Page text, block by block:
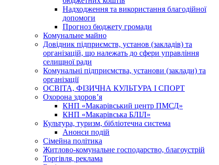
Надходження та використання благодійної
допомоги
Прогноз бюджету громади
Комунальне майно
Довідник підприємств, установ (закладів) та
організацій, що належать до сфери управління
селищної ради
Комунальні підприємства, установи (заклади) та
організації
ОСВІТА, ФІЗИЧНА КУЛЬТУРА І СПОРТ
Охорона здоров’я
КНП «Макарівський центр ПМСД»
КНП «Макарівська БЛІЛ»
Культура, туризм, бібліотечна система
Анонси подій
Сімейна політика
Житлово-комунальне господарство, благоустрій
Торгівля, реклама